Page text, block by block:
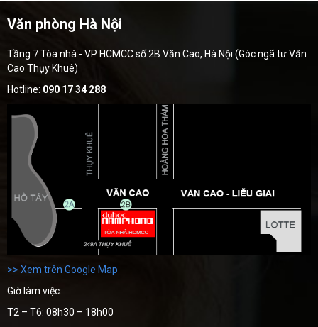
Văn phòng Hà Nội
Tầng 7 Tòa nhà - VP HCMCC số 2B Văn Cao, Hà Nội (Góc ngã tư Văn
Cao Thụy Khuê)
Hotline: 090 17 34 288
>> Xem trên Google Map
Giờ làm việc:
T2 – T6: 08h30 – 18h00